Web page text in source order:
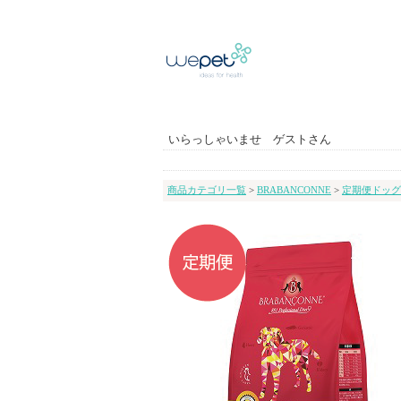
いらっしゃいませ ゲストさん
商品カテゴリ一覧 > BRABANCONNE > 定期便ドッ